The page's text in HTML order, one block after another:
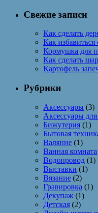
Свежие записи
Как сделать
Как избавиться
Кормушка для
Как сделать
Картофель
Рубрики
Аксессуары (3)
Аксессуары
Бижутерия (1)
Бытовая
Валяние (1)
Ванная комната
Водопровод (1)
Выставки (1)
Вязание (2)
Гравировка (1)
Декупаж (1)
Детская (2)